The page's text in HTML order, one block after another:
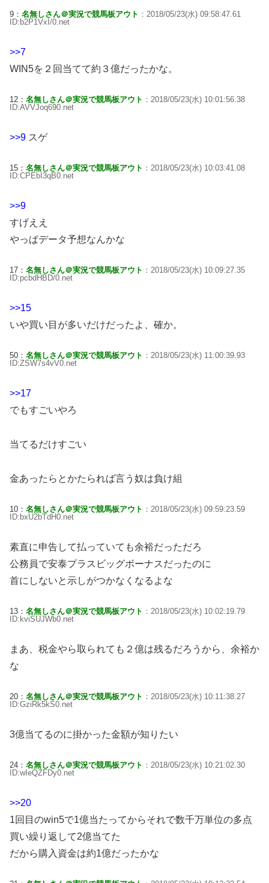
9： 名無しさん＠実況で競馬板アウト ：2018/05/23(水) 09:58:47.61
ID:b2P1VxI/0.net
>>7
WIN5を２回当てて約３億だったかな。
12： 名無しさん＠実況で競馬板アウト ：2018/05/23(水) 10:01:56.38
ID:AVVJoq690.net
>>9 スゲ
15： 名無しさん＠実況で競馬板アウト ：2018/05/23(水) 10:03:41.08
ID:CPEbI3qB0.net
>>9
すげええ
やっぱデータ予想なんかな
17： 名無しさん＠実況で競馬板アウト ：2018/05/23(水) 10:09:27.35
ID:pcbdHBD/0.net
>>15
いや買い目が多いだけだったよ、確か。
50： 名無しさん＠実況で競馬板アウト ：2018/05/23(水) 11:00:39.93
ID:ZSW7s4vV0.net
>>17
でもすごいやろ
当てるだけすごい
金あったらとかたられば言う奴は負け組
10： 名無しさん＠実況で競馬板アウト ：2018/05/23(水) 09:59:23.59
ID:bxU2bTdH0.net
素直に申告して払っていても余裕だっただろ
公務員で安泰プラスビッグボーナスだったのに
首にしないと示しがつかなくなるよな
13： 名無しさん＠実況で競馬板アウト ：2018/05/23(水) 10:02:19.79
ID:kviSUJWb0.net
まあ、税金やら取られても２億は残るだろうから、余裕か
な
20： 名無しさん＠実況で競馬板アウト ：2018/05/23(水) 10:11:38.27
ID:GziRk5kS0.net
3億当てるのに掛かった金額が知りたい
24： 名無しさん＠実況で競馬板アウト ：2018/05/23(水) 10:21:02.30
ID:wIeQZFDy0.net
>>20
1回目のwin5で1億当たってからそれで数千万単位の多点
買い繰り返して2億当てた
だから購入資金は約1億だったかな